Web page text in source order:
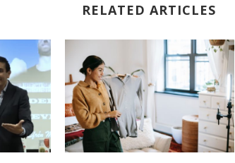
RELATED ARTICLES